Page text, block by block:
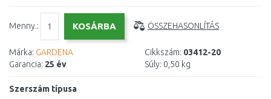
Menny.: ÖSSZEHASONLÍTÁS
Márka: GARDENA
Garancia: 25 év
Cikkszám: 03412-20
Súly: 0,50 kg
Szerszám típusa